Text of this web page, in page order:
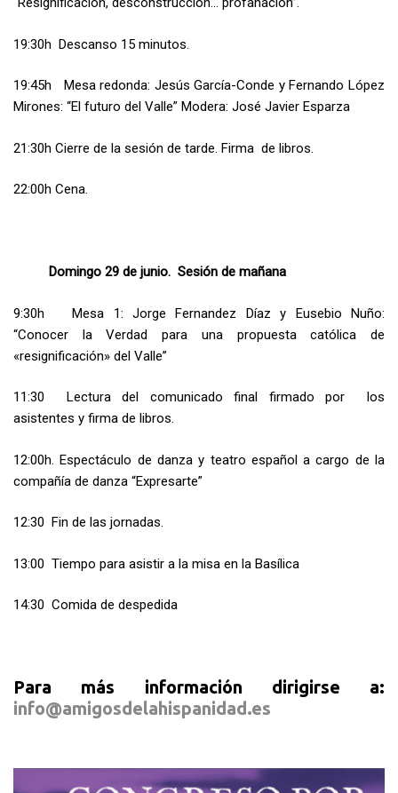
19:30h Descanso 15 minutos.
19:45h Mesa redonda: Jesús García-Conde y Fernando López
Mirones: “El futuro del Valle” Modera: José Javier Esparza
21:30h Cierre de la sesión de tarde. Firma de libros.
22:00h Cena.
Domingo 29 de junio. Sesión de mañana
9:30h Mesa 1: Jorge Fernandez Díaz y Eusebio Nuño:
“Conocer la Verdad para una propuesta católica de
«resignificación» del Valle”
11:30 Lectura del comunicado final firmado por los
asistentes y firma de libros.
12:00h. Espectáculo de danza y teatro español a cargo de la
compañía de danza “Expresarte”
12:30 Fin de las jornadas.
13:00 Tiempo para asistir a la misa en la Basílica
14:30 Comida de despedida
Para más información dirigirse a:
info@amigosdelahispanidad.es